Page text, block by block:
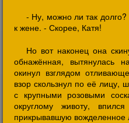
- Ну, можно ли так
к жене. - Скорее, Катя!
Но вот наконец она
обнажённая, вытянулась
окинул взглядом
взор скользнул по её лицу,
с крупными розовыми
округлому животу,
прикрывавшую вожделенное